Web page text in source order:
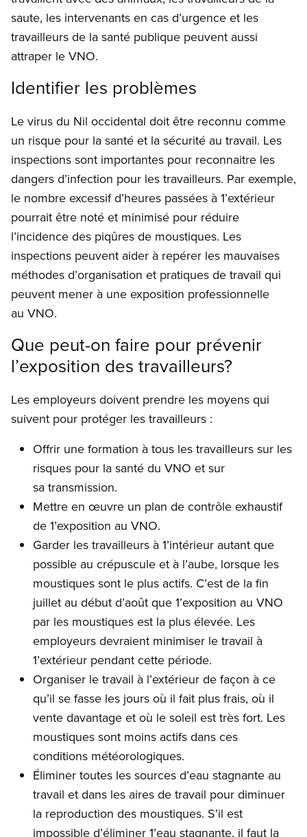
saute, les intervenants en cas d’urgence et les
travailleurs de la santé publique peuvent aussi
attraper le VNO.
Identifier les problèmes
Le virus du Nil occidental doit être reconnu comme
un risque pour la santé et la sécurité au travail. Les
inspections sont importantes pour reconnaitre les
dangers d’infection pour les travailleurs. Par exemple,
le nombre excessif d’heures passées à 1’extérieur
pourrait être noté et minimisé pour réduire
l’incidence des piqûres de moustiques. Les
inspections peuvent aider à repérer les mauvaises
méthodes d’organisation et pratiques de travail qui
peuvent mener à une exposition professionnelle
au VNO.
Que peut-on faire pour prévenir
l’exposition des travailleurs?
Les employeurs doivent prendre les moyens qui
suivent pour protéger les travailleurs :
Offrir une formation à tous les travailleurs sur les
risques pour la santé du VNO et sur
sa transmission.
Mettre en œuvre un plan de contrôle exhaustif
de 1’exposition au VNO.
Garder les travailleurs à 1’intérieur autant que
possible au crépuscule et à l’aube, lorsque les
moustiques sont le plus actifs. C’est de la fin
juillet au début d’août que 1’exposition au VNO
par les moustiques est la plus élevée. Les
employeurs devraient minimiser le travail à
1’extérieur pendant cette période.
Organiser le travail à l’extérieur de façon à ce
qu’il se fasse les jours où il fait plus frais, où il
vente davantage et où le soleil est très fort. Les
moustiques sont moins actifs dans ces
conditions météorologiques.
Éliminer toutes les sources d’eau stagnante au
travail et dans les aires de travail pour diminuer
la reproduction des moustiques. S’il est
impossible d’éliminer 1’eau stagnante, il faut la